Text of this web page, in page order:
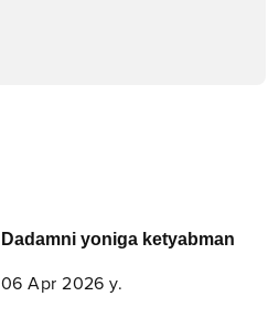
Dadamni yoniga ketyabman
06 Apr 2026 y.